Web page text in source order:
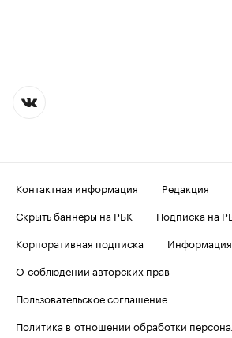
Контактная информация
Редакция
Скрыть баннеры на РБК
Подписка на
Корпоративная подписка
О соблюдении авторских прав
Пользовательское соглашение
Политика в отношении обработки